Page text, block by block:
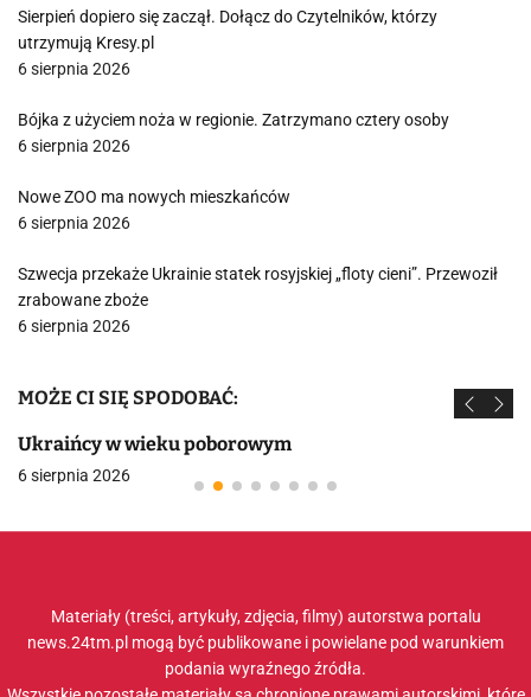
Sierpień dopiero się zaczął. Dołącz do Czytelników, którzy
utrzymują Kresy.pl
6 sierpnia 2026
Bójka z użyciem noża w regionie. Zatrzymano cztery osoby
6 sierpnia 2026
Nowe ZOO ma nowych mieszkańców
6 sierpnia 2026
Szwecja przekaże Ukrainie statek rosyjskiej „floty cieni”. Przewoził
zrabowane zboże
6 sierpnia 2026
MOŻE CI SIĘ SPODOBAĆ:
Ukraińcy w wieku poborowym
6 sierpnia 2026
Materiały (treści, artykuły, zdjęcia, filmy) autorstwa portalu
news.24tm.pl mogą być publikowane i powielane pod warunkiem
podania wyraźnego źródła.